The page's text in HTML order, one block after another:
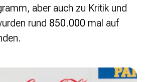
aber auch zu Kritik und
rund 850.000 mal auf